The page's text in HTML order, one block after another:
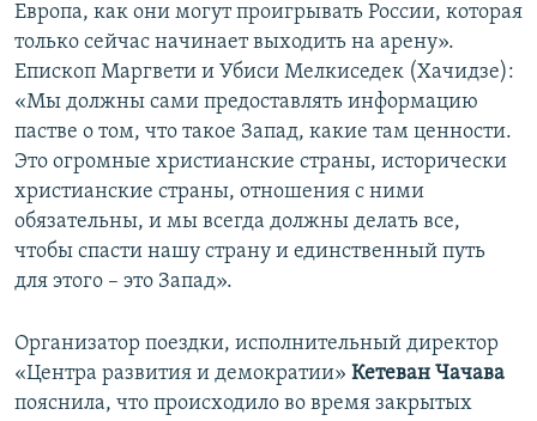
Европа, как они могут проигрывать России, которая
только сейчас начинает выходить на арену».
Епископ Маргвети и Убиси Мелкиседек (Хачидзе):
«Мы должны сами предоставлять информацию
пастве о том, что такое Запад, какие там ценности.
Это огромные христианские страны, исторически
христианские страны, отношения с ними
обязательны, и мы всегда должны делать все,
чтобы спасти нашу страну и единственный путь
для этого – это Запад».
Организатор поездки, исполнительный директор
«Центра развития и демократии» Кетеван Чачава
пояснила, что происходило во время закрытых